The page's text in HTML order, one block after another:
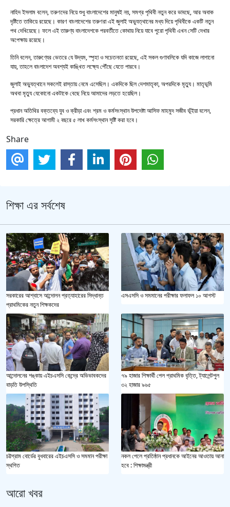
নাহিদ ইসলাম বলেন, তরুণদের নিয়ে শুধু বাংলাদেশের মানুষই নয়, সমগ্র পৃথিবী নতুন করে ভাবছে, আর অবাক
দৃষ্টিতে তাকিয়ে রয়েছে। কারণ বাংলাদেশের তরুণরা এই জুলাই অভ্যুত্থানের মধ্য দিয়ে পৃথিবীকে একটি নতুন
পথ দেখিয়েছে। ফলে এই তারুণ্য বাংলাদেশকে পরবর্তীতে কোথায় নিয়ে যাবে পুরো পৃথিবী এখন সেটি দেখার
অপেক্ষায় রয়েছে।
তিনি বলেন, তারুণ্যের ভেতরে যে উদ্যম, স্পৃহা ও সচেতনতা রয়েছে, এই সকল গুণাবলিকে যদি কাজে লাগানো
যায়, তাহলে বাংলাদেশ অবশ্যই কাঙ্খিত লক্ষ্যে পৌঁছে যেতে পারবে।
জুলাই অভ্যুত্থানে সকলেই রাস্তায় নেমে এসেছিল। একদিকে ছিল দেশমাতৃকা, অপরদিকে মৃত্যু। মাতৃভূমি
অথবা মৃত্যু যেকোনো একটাকে বেছে নিয়ে আমাদের লড়তে হয়েছিল।
প্রধান অতিথির বক্তব্যে যুব ও ক্রীড়া এবং শ্রম ও কর্মসংস্থান উপদেষ্টা আসিফ মাহমুদ সজীব ভূঁইয়া বলেন,
সরকারি ক্ষেত্রে আগামী ২ বছরে ৫ লাখ কর্মসংস্থান সৃষ্টি করা হবে।
Share
শিক্ষা এর সর্বশেষ
সরকারের আশ্বাসে আন্দোলন প্রত্যাহারের সিদ্ধান্ত
প্রাথমিকের নতুন শিক্ষকদের
এসএসসি ও সমমানের পরীক্ষার ফলাফল ১০ আগস্ট
আন্দোলনের শঙ্কায় এইচএসসি কেন্দ্রে অভিভাবকদের
বাড়তি উপস্থিতি
৭৯ হাজার শিক্ষার্থী পেল প্রাথমিক বৃত্তি, ট্যালেন্টপুল
৩২ হাজার ৯৬৫
চট্টগ্রাম বোর্ডের বুধবারের এইচএসসি ও সমমান পরীক্ষা
স্থগিত
নকল পেলে প্রতিষ্ঠান প্রধানকে আইনের আওতায় আনা
হবে : শিক্ষামন্ত্রী
আরো খবর